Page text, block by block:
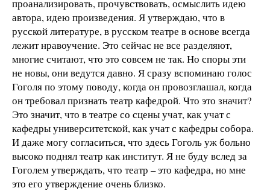
проанализировать, прочувствовать, осмыслить идею
автора, идею произведения. Я утверждаю, что в
русской литературе, в русском театре в основе всегда
лежит нравоучение. Это сейчас не все разделяют,
многие считают, что это совсем не так. Но споры эти
не новы, они ведутся давно. Я сразу вспоминаю голос
Гоголя по этому поводу, когда он провозглашал, когда
он требовал признать театр кафедрой. Что это значит?
Это значит, что в театре со сцены учат, как учат с
кафедры университетской, как учат с кафедры собора.
И даже могу согласиться, что здесь Гоголь уж больно
высоко поднял театр как институт. Я не буду вслед за
Гоголем утверждать, что театр – это кафедра, но мне
это его утверждение очень близко.